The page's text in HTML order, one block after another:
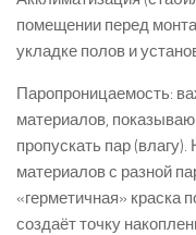
помещении перед
укладке полов и
Паропроницаемость:
материалов,
пропускать пар
материалов с разной
«герметичная» краска
создаёт точку